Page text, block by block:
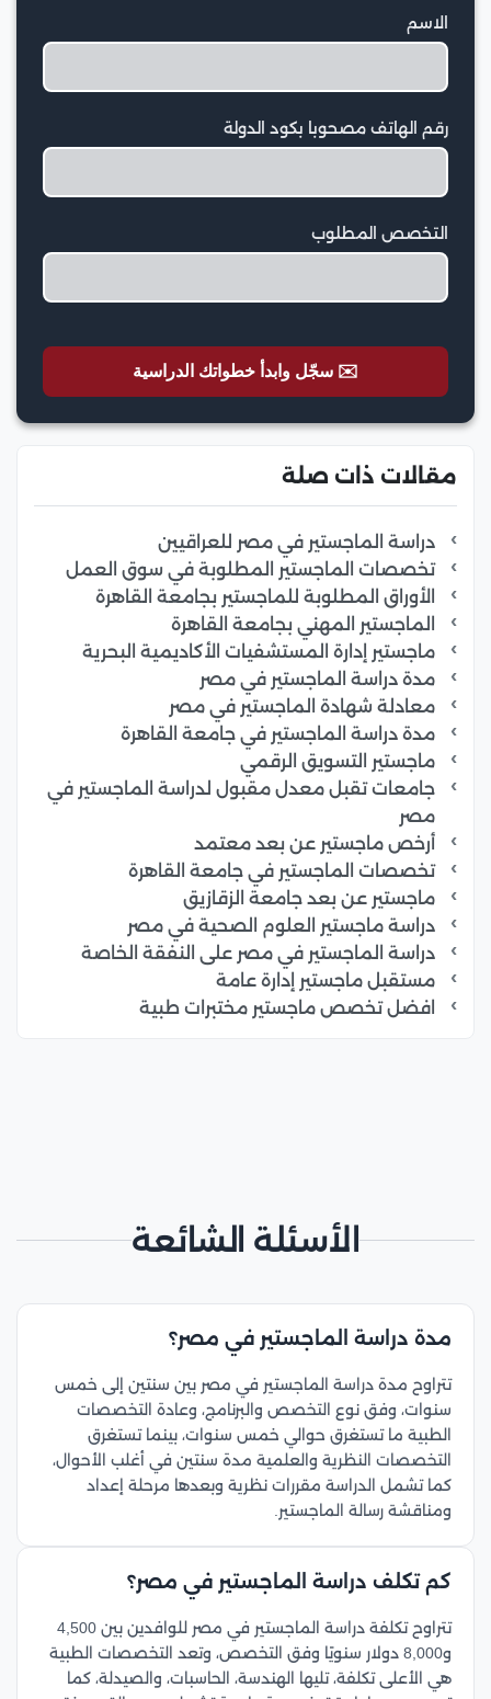
الاسم
رقم الهاتف مصحوبا بكود الدولة
التخصص المطلوب
✉️ سجّل وابدأ خطواتك الدراسية
مقالات ذات صلة
دراسة الماجستير في مصر للعراقيين
تخصصات الماجستير المطلوبة في سوق العمل
الأوراق المطلوبة للماجستير بجامعة القاهرة
الماجستير المهني بجامعة القاهرة
ماجستير إدارة المستشفيات الأكاديمية البحرية
مدة دراسة الماجستير في مصر
معادلة شهادة الماجستير في مصر
مدة دراسة الماجستير في جامعة القاهرة
ماجستير التسويق الرقمي
جامعات تقبل معدل مقبول لدراسة الماجستير في
مصر
أرخص ماجستير عن بعد معتمد
تخصصات الماجستير في جامعة القاهرة
ماجستير عن بعد جامعة الزقازيق
دراسة ماجستير العلوم الصحية في مصر
دراسة الماجستير في مصر على النفقة الخاصة
مستقبل ماجستير إدارة عامة
افضل تخصص ماجستير مختبرات طبية
الأسئلة الشائعة
مدة دراسة الماجستير في مصر؟
تتراوح مدة دراسة الماجستير في مصر بين سنتين إلى خمس
سنوات، وفق نوع التخصص والبرنامج، وعادة التخصصات
الطبية ما تستغرق حوالي خمس سنوات، بينما تستغرق
التخصصات النظرية والعلمية مدة سنتين في أغلب الأحوال،
كما تشمل الدراسة مقررات نظرية وبعدها مرحلة إعداد
ومناقشة رسالة الماجستير.
كم تكلف دراسة الماجستير في مصر؟
تتراوح تكلفة دراسة الماجستير في مصر للوافدين بين 4,500
و8,000 دولار سنويًا وفق التخصص، وتعد التخصصات الطبية
هي الأعلى تكلفة، تليها الهندسة، الحاسبات، والصيدلة، كما